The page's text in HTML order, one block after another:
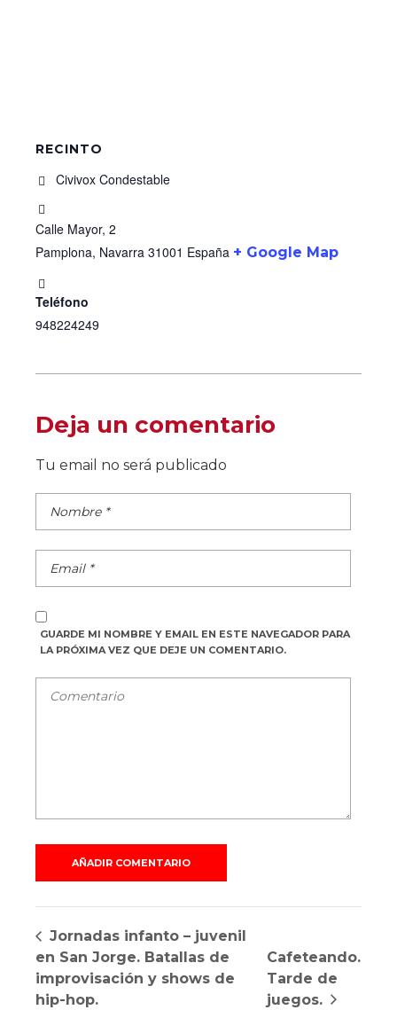
RECINTO
Civivox Condestable
Calle Mayor, 2
Pamplona, Navarra 31001 España + Google Map
Teléfono
948224249
Deja un comentario
Tu email no será publicado
GUARDE MI NOMBRE Y EMAIL EN ESTE NAVEGADOR PARA
LA PRÓXIMA VEZ QUE DEJE UN COMENTARIO.
Jornadas infanto – juvenil
en San Jorge. Batallas de
improvisación y shows de
hip-hop.
Cafeteando.
Tarde de
juegos.